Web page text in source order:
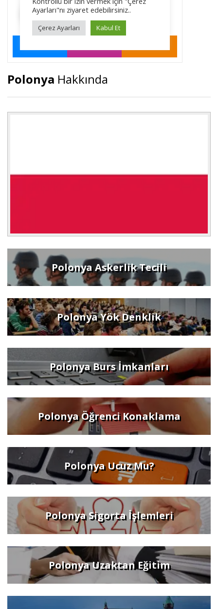
Polonya Hakkında
Polonya Askerlik Tecili
Polonya Yök Denklik
Polonya Burs İmkanları
Polonya Öğrenci Konaklama
Polonya Ucuz Mu?
Polonya Sigorta İşlemleri
Polonya Uzaktan Eğitim